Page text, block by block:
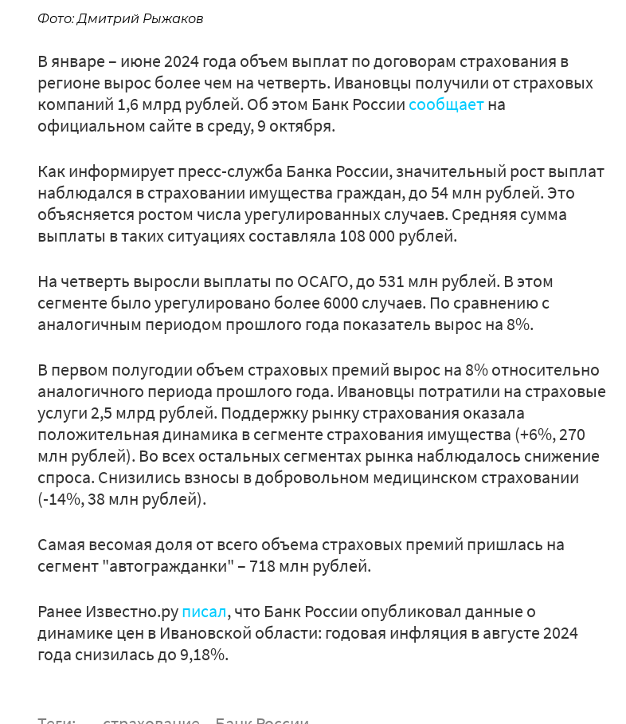
Фото: Дмитрий Рыжаков
В январе – июне 2024 года объем выплат по договорам страхования в
регионе вырос более чем на четверть. Ивановцы получили от страховых
компаний 1,6 млрд рублей. Об этом Банк России сообщаетна
официальном сайте в среду, 9 октября.
Как информирует пресс-служба Банка России, значительный рост выплат
наблюдался в страховании имущества граждан, до 54 млн рублей. Это
объясняется ростом числа урегулированных случаев. Средняя сумма
выплаты в таких ситуациях составляла 108 000 рублей.
На четверть выросли выплаты по ОСАГО, до 531 млн рублей. В этом
сегменте было урегулировано более 6000 случаев. По сравнению с
аналогичным периодом прошлого года показатель вырос на 8%.
В первом полугодии объем страховых премий вырос на 8% относительно
аналогичного периода прошлого года. Ивановцы потратили на страховые
услуги 2,5 млрд рублей. Поддержку рынку страхования оказала
положительная динамика в сегменте страхования имущества (+6%, 270
млн рублей). Во всех остальных сегментах рынка наблюдалось снижение
спроса. Снизились взносы в добровольном медицинском страховании
(-14%, 38 млн рублей).
Самая весомая доля от всего объема страховых премий пришлась на
сегмент "автогражданки" – 718 млн рублей.
Ранее Известно.руписал, что Банк России опубликовал данные о
динамике цен в Ивановской области: годовая инфляция в августе 2024
года снизилась до 9,18%.